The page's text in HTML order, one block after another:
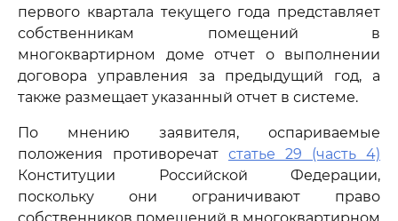
первого квартала текущего года представляет
собственникам помещений в
многоквартирном доме отчет о выполнении
договора управления за предыдущий год, а
также размещает указанный отчет в системе.
По мнению заявителя, оспариваемые
положения противоречат статье 29 (часть 4)
Конституции Российской Федерации,
поскольку они ограничивают право